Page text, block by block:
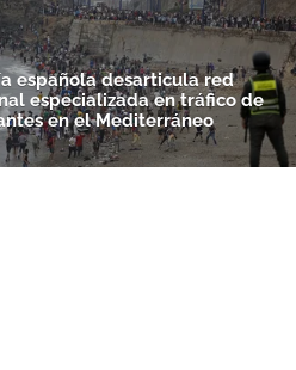
española desarticula red
especializada en tráfico de
en el Mediterráneo